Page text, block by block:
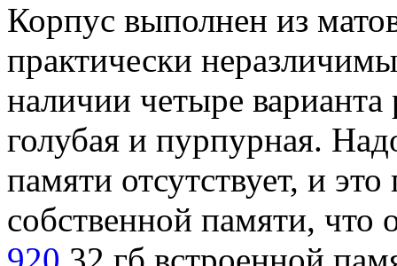
Корпус выполнен из
практически
наличии четыре варианта
голубая и пурпурная.
памяти отсутствует, и
собственной памяти, что